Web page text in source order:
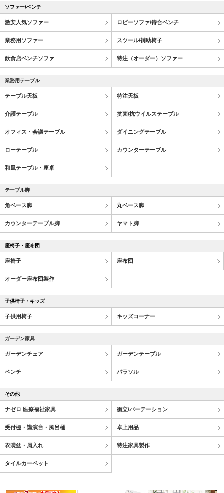
ソファー/ベンチ
激安人気ソファー ロビーソファ/待合ベンチ
業務用ソファー スツール/補助椅子
飲食店ベンチソファ 特注（オーダー）ソファー
業務用テーブル
テーブル天板 特注天板
介護テーブル 抗菌/抗ウイルステーブル
オフィス・会議テーブル ダイニングテーブル
ローテーブル カウンターテーブル
和風テーブル・座卓
テーブル脚
角ベース脚 丸ベース脚
カウンターテーブル脚 ヤマト脚
座椅子・座布団
座椅子 座布団
オーダー座布団製作
子供椅子・キッズ
子供用椅子 キッズコーナー
ガーデン家具
ガーデンチェア ガーデンテーブル
ベンチ パラソル
その他
ナゼロ 医療福祉家具 衝立/パーテーション
受付棚・講演台・風呂桶 卓上用品
衣裳盆・屑入れ 特注家具製作
タイルカーペット